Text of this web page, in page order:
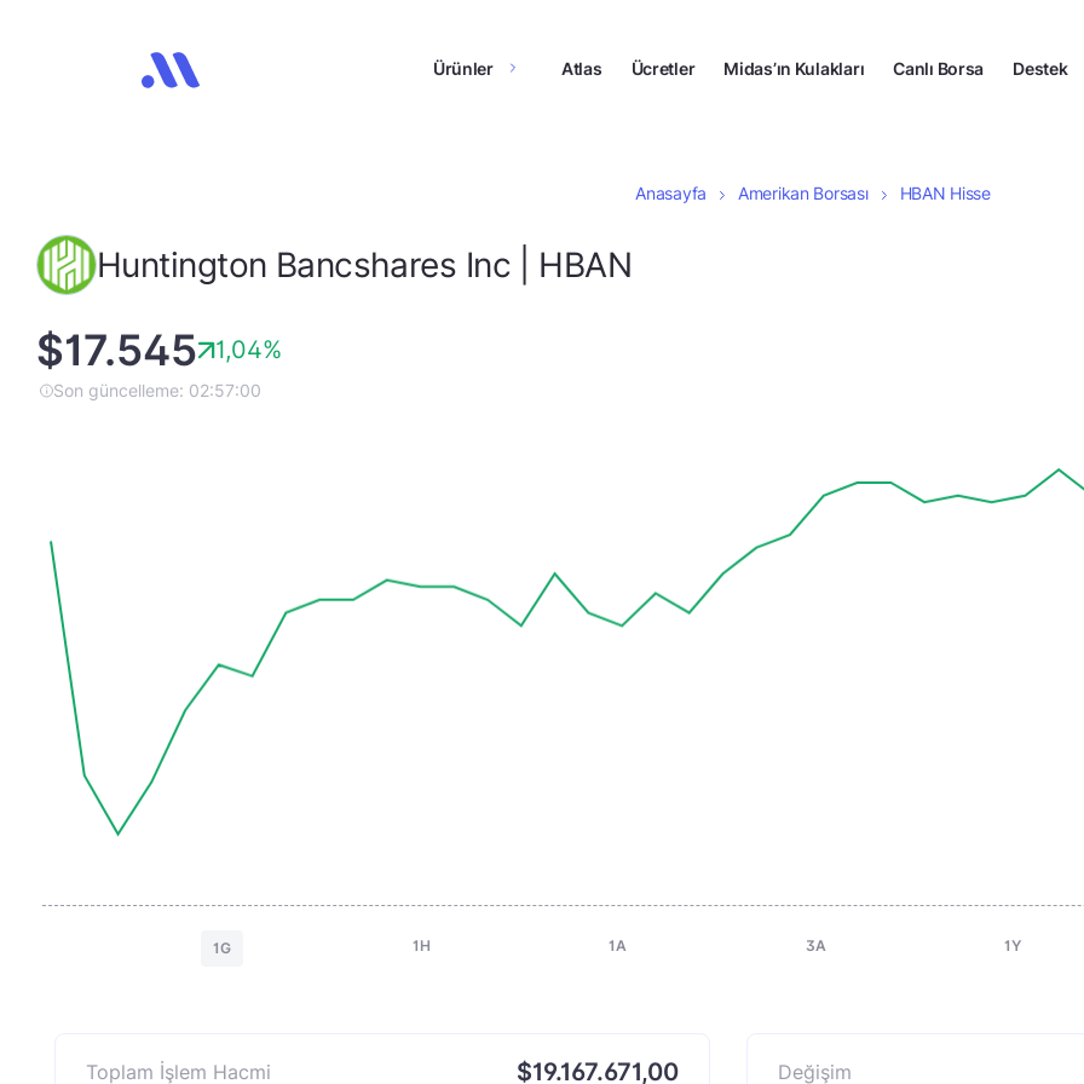
Ürünler Atlas Ücretler Midas’ın Kulakları Canlı Borsa Destek
Anasayfa Amerikan Borsası HBAN Hisse
Huntington Bancshares Inc | HBAN
$17.545 1,04%
Son güncelleme: 02:57:00
1G 1H 1A 3A 1Y
Toplam İşlem Hacmi $19.167.671,00 Değişim